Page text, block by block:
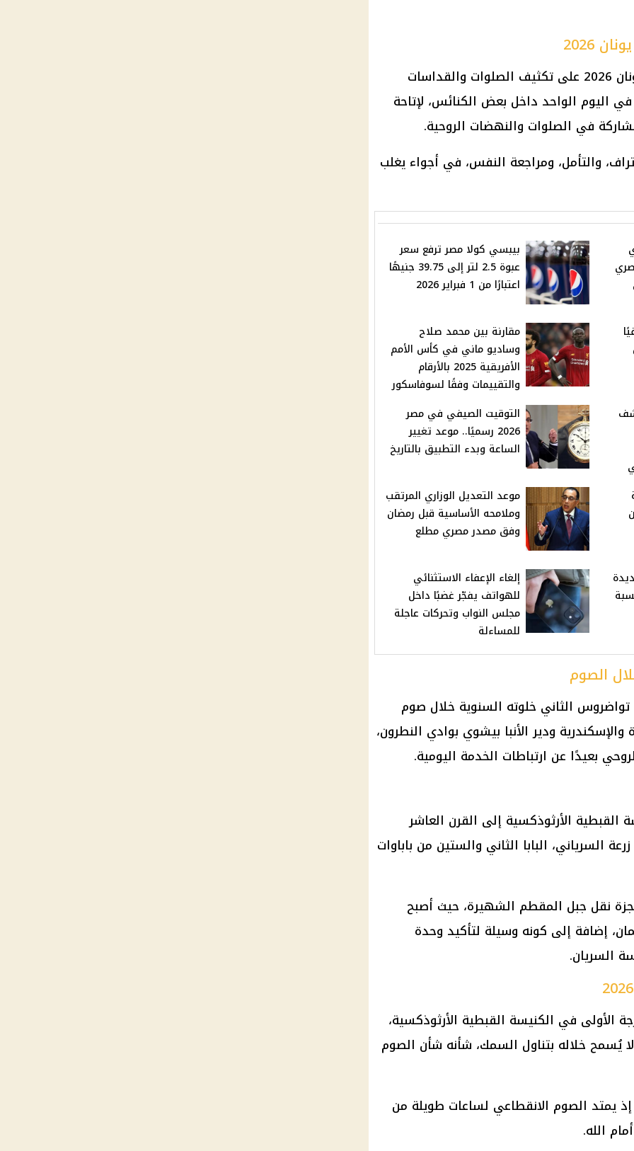
2026
تحرص الكنائس خلال موعد صوم يونان 2026 على تكثيف الصلوات والقداسات
اليوم الواحد داخل بعض الكنائس، لإتاحة
في الصلوات والنهضات الروحية.
والتأمل، ومراجعة النفس، في أجواء يغلب
بيبسي كولا مصر ترفع سعر
عبوة 2.5 لتر إلى 39.75 جنيهًا
اعتبارًا من 1 فبراير 2026
مقارنة بين محمد صلاح
وساديو ماني في كأس الأمم
الأفريقية 2025 بالأرقام
والتقييمات وفقًا لسوفاسكور
التوقيت الصيفي في مصر
2026 رسميًا.. موعد تغيير
الساعة وبدء التطبيق بالتاريخ
موعد التعديل الوزاري المرتقب
وملامحه الأساسية قبل رمضان
وفق مصدر مصري مطلع
إلغاء الإعفاء الاستثنائي
للهواتف يفجّر غضبًا داخل
مجلس النواب وتحركات عاجلة
للمساءلة
الصوم
الثاني خلوته السنوية خلال صوم
ودير الأنبا بيشوي بوادي النطرون،
بعيدًا عن ارتباطات الخدمة اليومية.
الأرثوذكسية إلى القرن العاشر
السرياني، البابا الثاني والستين من باباوات
نقل جبل المقطم الشهيرة، حيث أصبح
إضافة إلى كونه وسيلة لتأكيد وحدة
السريان.
في الكنيسة القبطية الأرثوذكسية،
يُسمح خلاله بتناول السمك، شأنه شأن الصوم
يمتد الصوم الانقطاعي لساعات طويلة من
الله.